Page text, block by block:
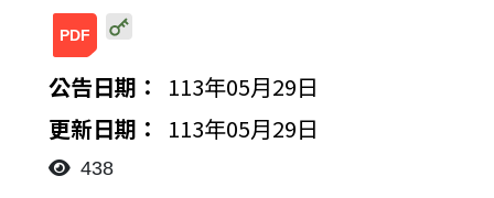
檔案下載-列表
20240529162054164733.pdf
113年05月29日
113年05月29日
438